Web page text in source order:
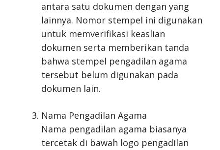
antara satu dokumen dengan yang
lainnya. Nomor stempel ini digunakan
untuk memverifikasi keaslian
dokumen serta memberikan tanda
bahwa stempel pengadilan agama
tersebut belum digunakan pada
dokumen lain.
Nama Pengadilan Agama
Nama pengadilan agama biasanya
tercetak di bawah logo pengadilan